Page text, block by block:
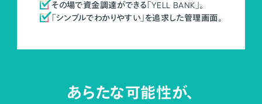
その場で資金調達ができる「YELL BANK」。
「シンプルでわかりやすい」を追求した管理画面。
あらたな可能性が、